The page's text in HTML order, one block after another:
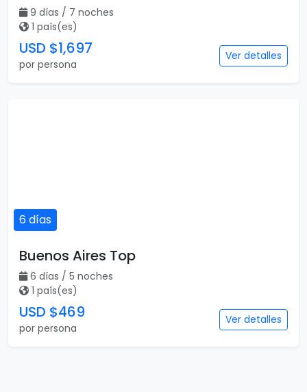
9 días / 7 noches
1 país(es)
USD $1,697
por persona
Ver detalles
6 días
Buenos Aires Top
6 días / 5 noches
1 país(es)
USD $469
por persona
Ver detalles